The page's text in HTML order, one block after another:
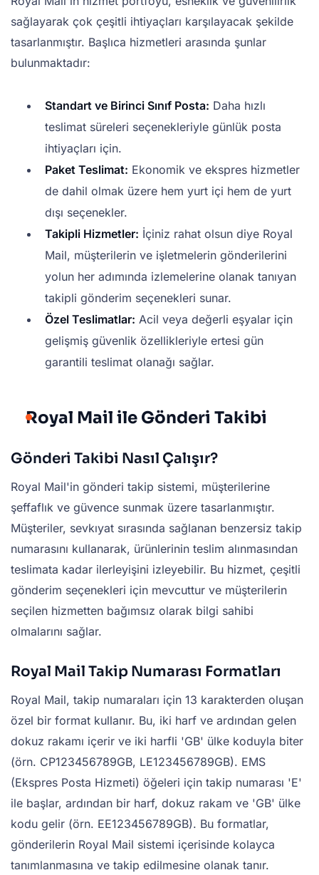
sağlayarak çok çeşitli ihtiyaçları karşılayacak şekilde
tasarlanmıştır. Başlıca hizmetleri arasında şunlar
bulunmaktadır:
Standart ve Birinci Sınıf Posta: Daha hızlı
teslimat süreleri seçenekleriyle günlük posta
ihtiyaçları için.
Paket Teslimat: Ekonomik ve ekspres hizmetler
de dahil olmak üzere hem yurt içi hem de yurt
dışı seçenekler.
Takipli Hizmetler: İçiniz rahat olsun diye Royal
Mail, müşterilerin ve işletmelerin gönderilerini
yolun her adımında izlemelerine olanak tanıyan
takipli gönderim seçenekleri sunar.
Özel Teslimatlar: Acil veya değerli eşyalar için
gelişmiş güvenlik özellikleriyle ertesi gün
garantili teslimat olanağı sağlar.
Royal Mail ile Gönderi Takibi
Gönderi Takibi Nasıl Çalışır?
Royal Mail'in gönderi takip sistemi, müşterilerine
şeffaflık ve güvence sunmak üzere tasarlanmıştır.
Müşteriler, sevkıyat sırasında sağlanan benzersiz takip
numarasını kullanarak, ürünlerinin teslim alınmasından
teslimata kadar ilerleyişini izleyebilir. Bu hizmet, çeşitli
gönderim seçenekleri için mevcuttur ve müşterilerin
seçilen hizmetten bağımsız olarak bilgi sahibi
olmalarını sağlar.
Royal Mail Takip Numarası Formatları
Royal Mail, takip numaraları için 13 karakterden oluşan
özel bir format kullanır. Bu, iki harf ve ardından gelen
dokuz rakamı içerir ve iki harfli 'GB' ülke koduyla biter
(örn. CP123456789GB, LE123456789GB). EMS
(Ekspres Posta Hizmeti) öğeleri için takip numarası 'E'
ile başlar, ardından bir harf, dokuz rakam ve 'GB' ülke
kodu gelir (örn. EE123456789GB). Bu formatlar,
gönderilerin Royal Mail sistemi içerisinde kolayca
tanımlanmasına ve takip edilmesine olanak tanır.